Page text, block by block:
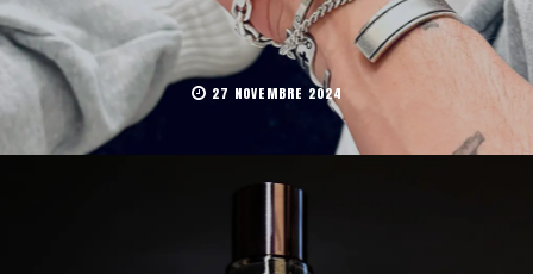
27 NOVEMBRE 2024